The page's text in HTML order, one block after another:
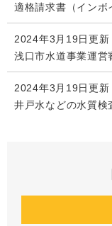
適格請求書（インボ
2024年3月19日更新
浅口市水道事業運営
2024年3月19日更新
井戸水などの水質検